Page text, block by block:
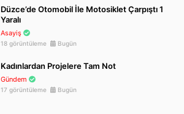
Düzce’de Otomobil İle Motosiklet Çarpıştı 1
Yaralı
Asayiş
18 görüntüleme Bugün
Kadınlardan Projelere Tam Not
Gündem
17 görüntüleme Bugün